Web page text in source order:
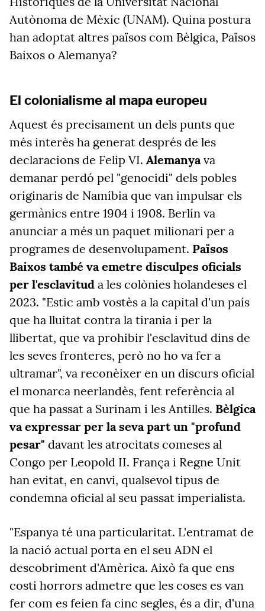
Autònoma de Mèxic (UNAM). Quina postura
han adoptat altres països com Bèlgica, Països
Baixos o Alemanya?
El colonialisme al mapa europeu
Aquest és precisament un dels punts que
més interès ha generat després de les
declaracions de Felip VI. Alemanyava
demanar perdó pel "genocidi" dels pobles
originaris de Namíbia que van impulsar els
germànics entre 1904 i 1908. Berlín va
anunciar a més un paquet milionari per a
programes de desenvolupament. Països
Baixos també va emetre disculpes oficials
per l'esclavitud a les colònies holandeses el
2023. "Estic amb vostès a la capital d'un país
que ha lluitat contra la tirania i per la
llibertat, que va prohibir l'esclavitud dins de
les seves fronteres, però no ho va fer a
ultramar", va reconèixer en un discurs oficial
el monarca neerlandès, fent referència al
que ha passat a Surinam i les Antilles. Bèlgica
va expressar per la seva part un "profund
pesar" davant les atrocitats comeses al
Congo per Leopold II. França i Regne Unit
han evitat, en canvi, qualsevol tipus de
condemna oficial al seu passat imperialista.
"Espanya té una particularitat. L'entramat de
la nació actual porta en el seu ADN el
descobriment d'Amèrica. Això fa que ens
costi horrors admetre que les coses es van
fer com es feien fa cinc segles, és a dir, d'una